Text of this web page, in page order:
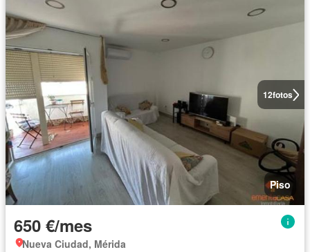
12fotos
Piso
650 €/mes
Nueva Ciudad, Mérida